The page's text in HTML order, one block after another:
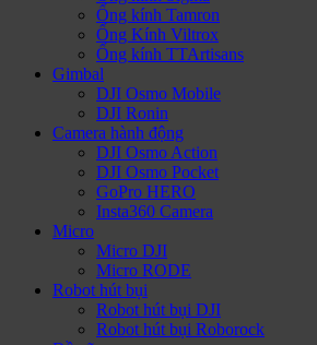
Ống kính Tamron
Ống Kính Viltrox
Ống kính TTArtisans
Gimbal
DJI Osmo Mobile
DJI Ronin
Camera hành động
DJI Osmo Action
DJI Osmo Pocket
GoPro HERO
Insta360 Camera
Micro
Micro DJI
Micro RODE
Robot hút bụi
Robot hút bụi DJI
Robot hút bụi Roborock